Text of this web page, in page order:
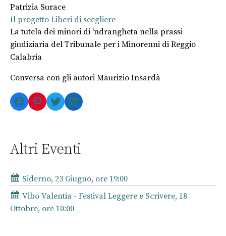
Patrizia Surace
Il progetto Liberi di scegliere
La tutela dei minori di 'ndrangheta nella prassi
giudiziaria del Tribunale per i Minorenni di Reggio
Calabria
Conversa con gli autori Maurizio Insardà
Facebook
Pinterest
TwitterLinkedIn
Altri Eventi
Siderno, 23 Giugno, ore 19:00
Vibo Valentia - Festival Leggere e Scrivere, 18
Ottobre, ore 10:00